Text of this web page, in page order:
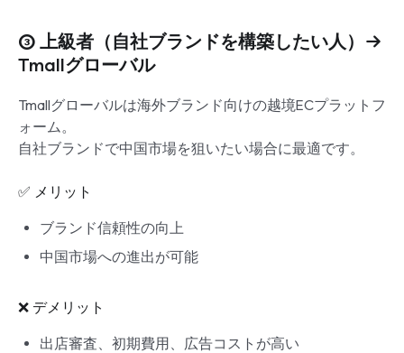
③ 上級者（自社ブランドを構築したい人）→
Tmallグローバル
Tmallグローバルは海外ブランド向けの越境ECプラットフ
ォーム。
自社ブランドで中国市場を狙いたい場合に最適です。
✅ メリット
ブランド信頼性の向上
中国市場への進出が可能
❌ デメリット
出店審査、初期費用、広告コストが高い